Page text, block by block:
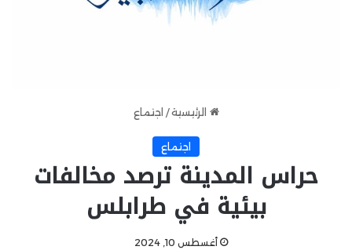
الرئيسية / اجتماع
اجتماع
حراس المدينة ترصد مخالفات
بيئية في طرابلس
أغسطس 10, 2024